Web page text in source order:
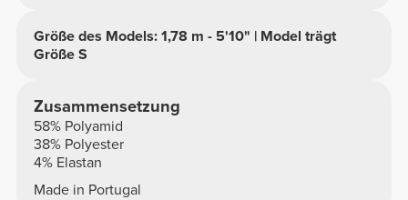
Größe des Models: 1,78 m - 5'10" | Model trägt
Größe S
Zusammensetzung
58% Polyamid
38% Polyester
4% Elastan
Made in Portugal